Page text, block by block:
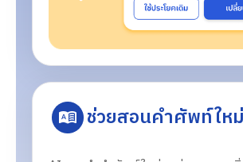
ช่วยสอนคำศัพท์ให